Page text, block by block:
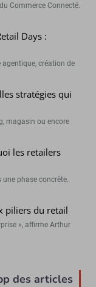
Commerce Connecté.
Days :
agentique, création de
stratégies qui
magasin ou encore
les retailers
phase concrète.
piliers du retail
», affirme Arthur
des articles